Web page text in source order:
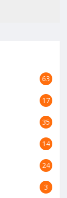
63
17
35
14
24
3